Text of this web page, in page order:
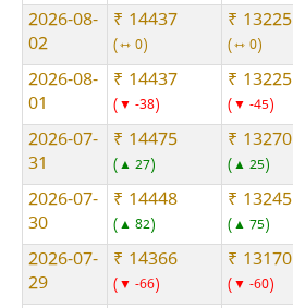
2026-08-
02
₹ 14437
⇿ 0
₹ 13225
⇿ 0
2026-08-
01
₹ 14437
▼ -38
₹ 13225
▼ -45
2026-07-
31
₹ 14475
▲ 27
₹ 13270
▲ 25
2026-07-
30
₹ 14448
▲ 82
₹ 13245
▲ 75
2026-07-
29
₹ 14366
▼ -66
₹ 13170
▼ -60